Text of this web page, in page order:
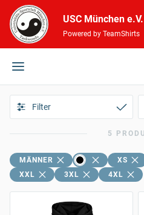
USC München
Powered by TeamShirts
Filter
5
MÄNNER XS
XXL
3XL 4XL